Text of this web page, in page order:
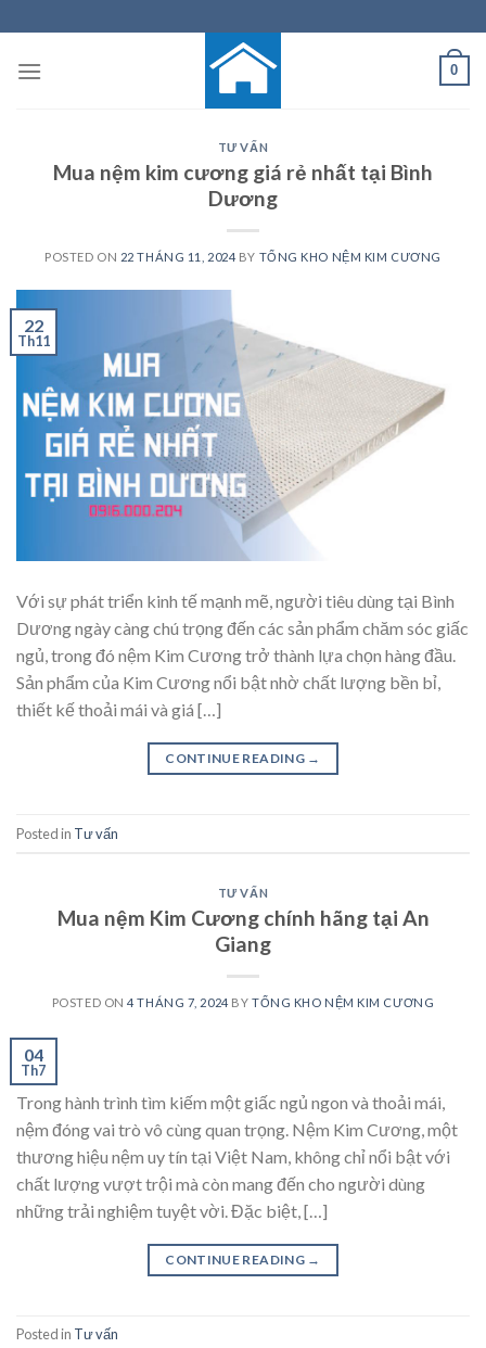
to
content
0
TƯ VẤN
Mua nệm kim cương giá rẻ nhất tại Bình
Dương
POSTED ON 22 THÁNG 11, 2024 BY TỔNG KHO NỆM KIM CƯƠNG
22
Th11
Với sự phát triển kinh tế mạnh mẽ, người tiêu dùng tại Bình
Dương ngày càng chú trọng đến các sản phẩm chăm sóc giấc
ngủ, trong đó nệm Kim Cương trở thành lựa chọn hàng đầu.
Sản phẩm của Kim Cương nổi bật nhờ chất lượng bền bỉ,
thiết kế thoải mái và giá […]
CONTINUE READING →
Posted in Tư vấn
TƯ VẤN
Mua nệm Kim Cương chính hãng tại An
Giang
POSTED ON4 THÁNG 7, 2024 BY TỔNG KHO NỆM KIM CƯƠNG
04
Th7
Trong hành trình tìm kiếm một giấc ngủ ngon và thoải mái,
nệm đóng vai trò vô cùng quan trọng. Nệm Kim Cương, một
thương hiệu nệm uy tín tại Việt Nam, không chỉ nổi bật với
chất lượng vượt trội mà còn mang đến cho người dùng
những trải nghiệm tuyệt vời. Đặc biệt, […]
CONTINUE READING →
Posted in Tư vấn